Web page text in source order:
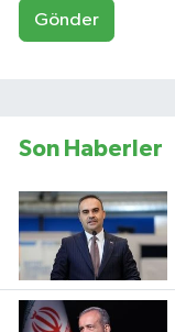
Gönder
Son Haberler